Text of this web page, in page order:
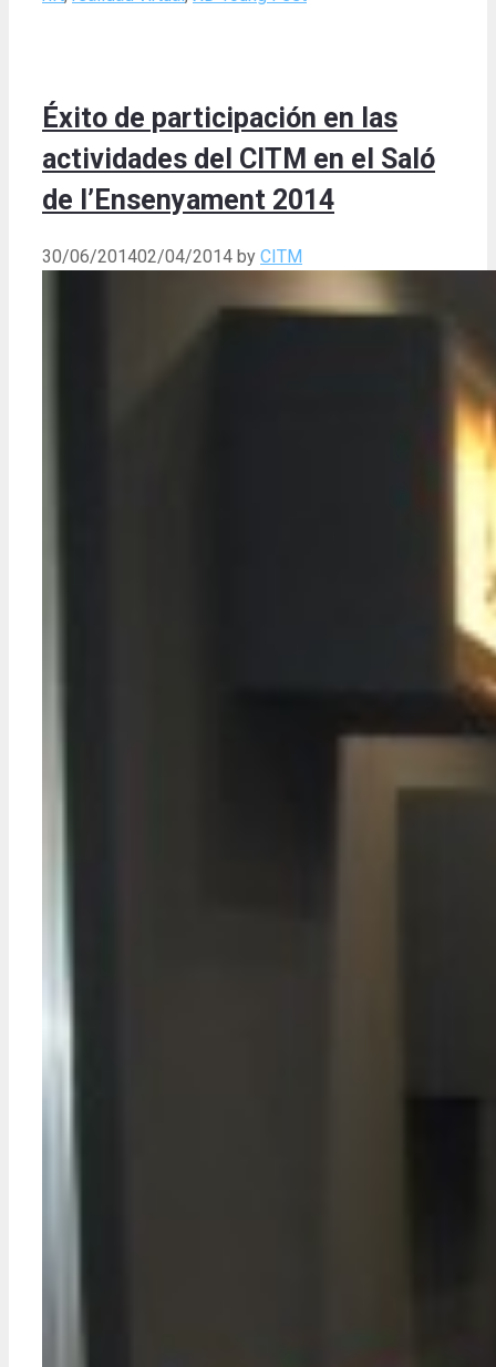
Éxito de participación en las
actividades del CITM en el Saló
de l’Ensenyament 2014
30/06/201402/04/2014 by CITM